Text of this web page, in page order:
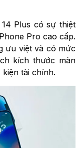
Plus có sự thiệt
Pro cao cấp.
ưu việt và có mức
kích thước màn
tài chính.